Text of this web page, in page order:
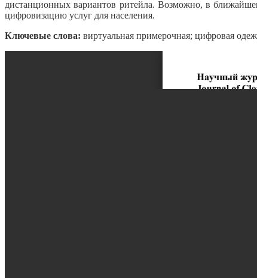
дистанционных вариантов ритейла. Возможно, в
цифровизацию услуг для населения.
Ключевые слова: виртуальная примерочная; цифровая